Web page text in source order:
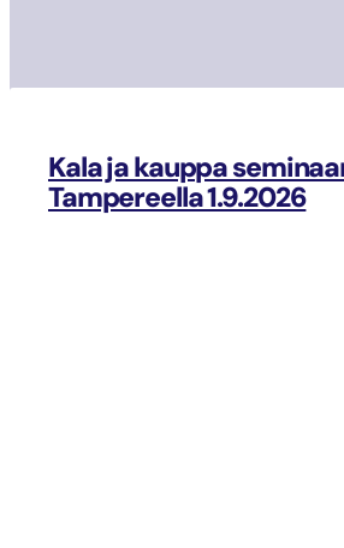
Kala ja kauppa
Tampereella 1.9.2026